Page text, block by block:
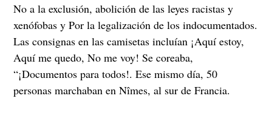
No a la exclusión, abolición de las leyes racistas y
xenófobas y Por la legalización de los indocumentados.
Las consignas en las camisetas incluían ¡Aquí estoy,
Aquí me quedo, No me voy! Se coreaba,
“¡Documentos para todos!. Ese mismo día, 50
personas marchaban en Nîmes, al sur de Francia.